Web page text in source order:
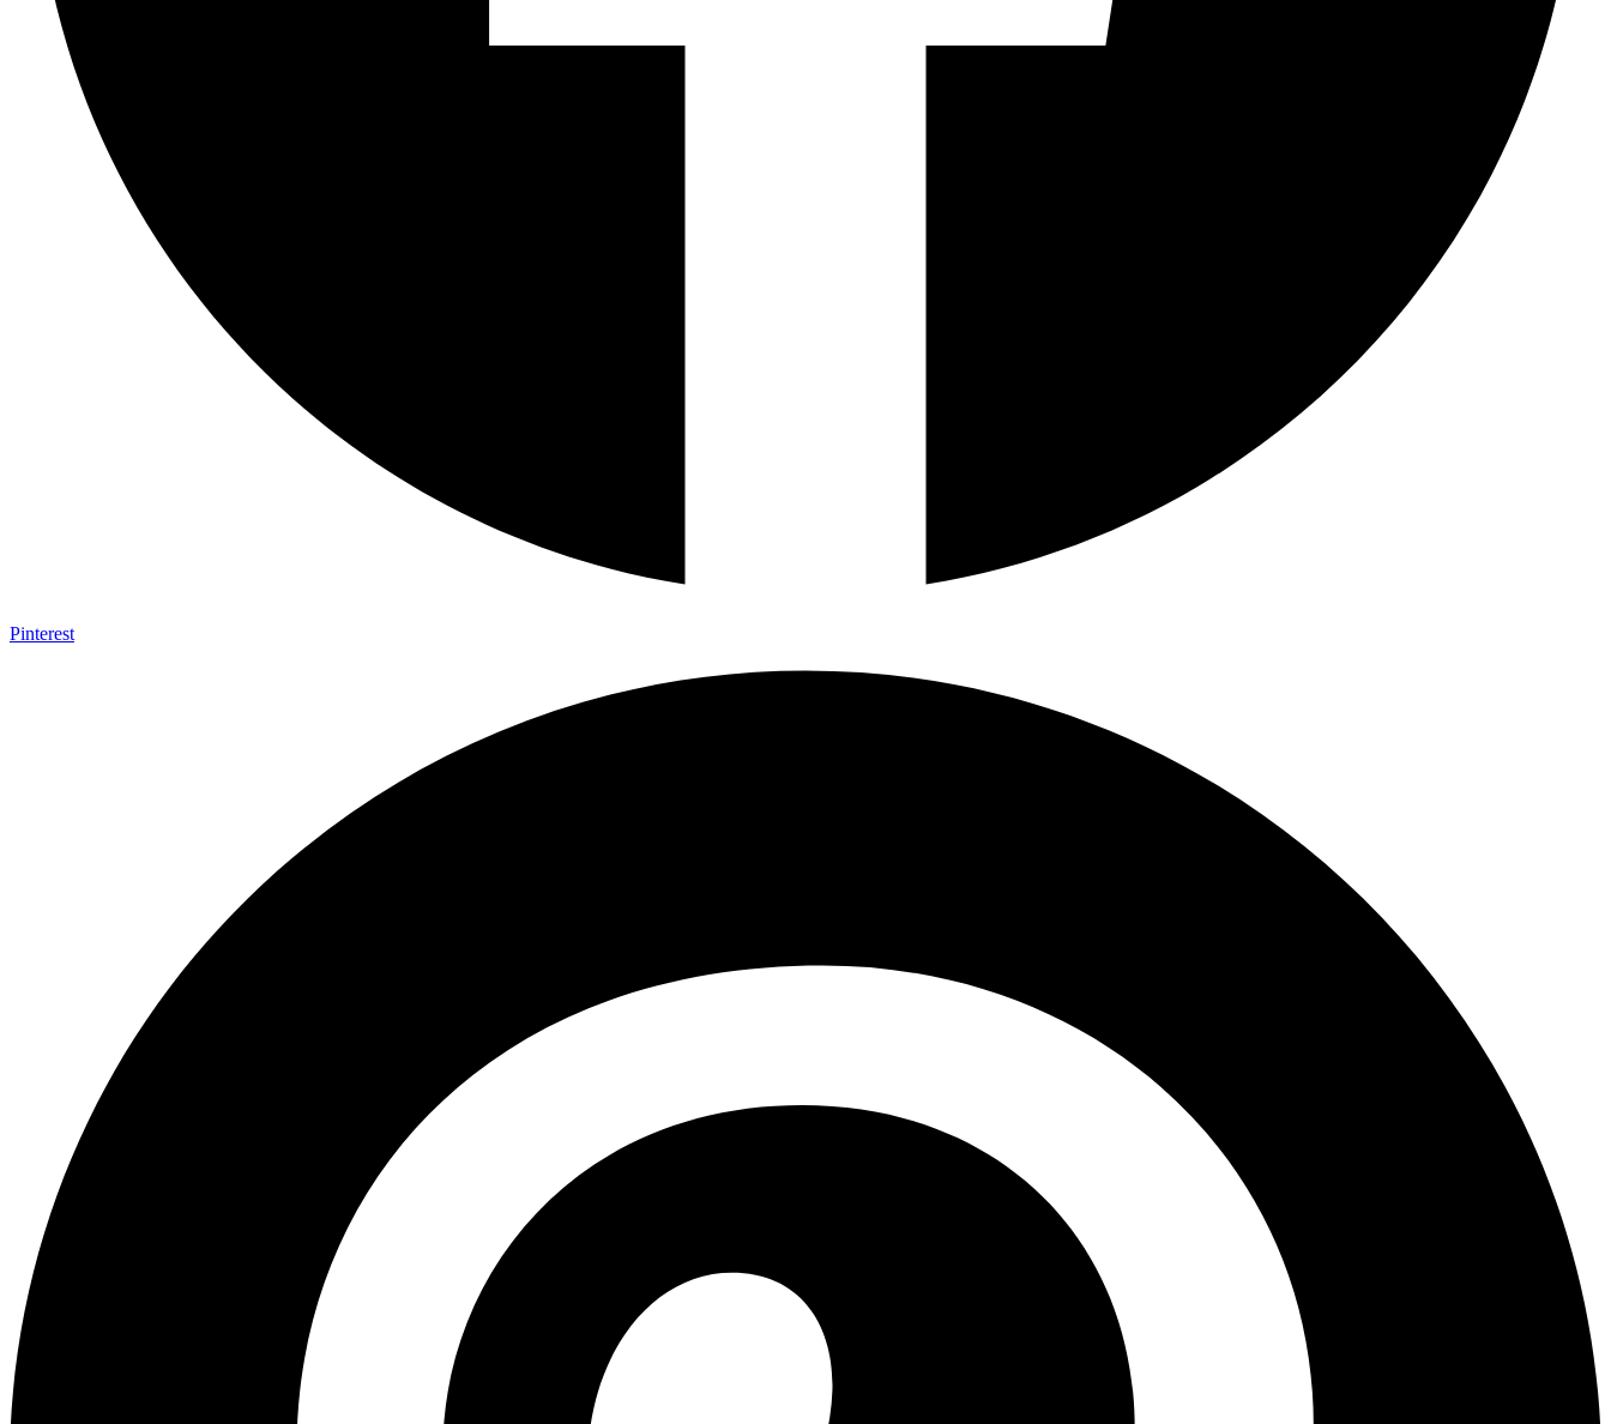
Pinterest